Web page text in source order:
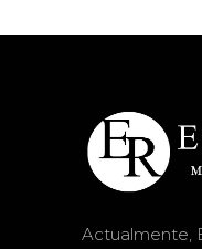
Actualmente,